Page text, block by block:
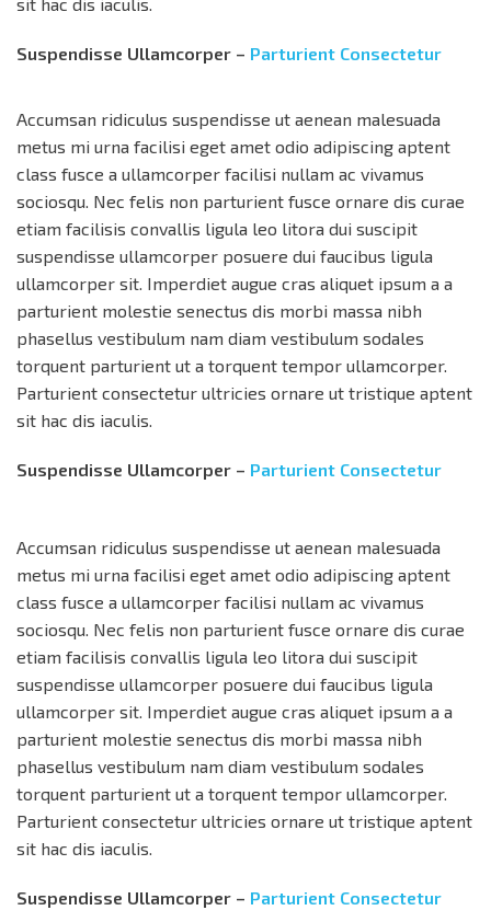
Suspendisse Ullamcorper – Parturient Consectetur
Accumsan ridiculus suspendisse ut aenean malesuada
metus mi urna facilisi eget amet odio adipiscing aptent
class fusce a ullamcorper facilisi nullam ac vivamus
sociosqu. Nec felis non parturient fusce ornare dis curae
etiam facilisis convallis ligula leo litora dui suscipit
suspendisse ullamcorper posuere dui faucibus ligula
ullamcorper sit. Imperdiet augue cras aliquet ipsum a a
parturient molestie senectus dis morbi massa nibh
phasellus vestibulum nam diam vestibulum sodales
torquent parturient ut a torquent tempor ullamcorper.
Parturient consectetur ultricies ornare ut tristique aptent
sit hac dis iaculis.
Suspendisse Ullamcorper – Parturient Consectetur
Accumsan ridiculus suspendisse ut aenean malesuada
metus mi urna facilisi eget amet odio adipiscing aptent
class fusce a ullamcorper facilisi nullam ac vivamus
sociosqu. Nec felis non parturient fusce ornare dis curae
etiam facilisis convallis ligula leo litora dui suscipit
suspendisse ullamcorper posuere dui faucibus ligula
ullamcorper sit. Imperdiet augue cras aliquet ipsum a a
parturient molestie senectus dis morbi massa nibh
phasellus vestibulum nam diam vestibulum sodales
torquent parturient ut a torquent tempor ullamcorper.
Parturient consectetur ultricies ornare ut tristique aptent
sit hac dis iaculis.
Suspendisse Ullamcorper – Parturient Consectetur